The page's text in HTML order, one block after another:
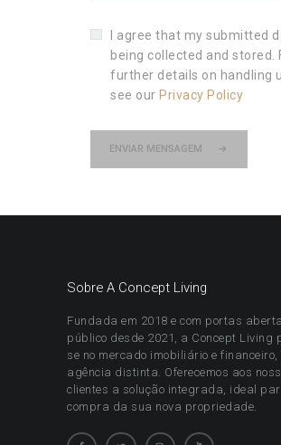
I agree that my submitted
being collected and stored.
further details on handling
see our Privacy Policy
ENVIAR MENSAGEM
Sobre A Concept Living
Fundada em 2018 e com portas
público desde 2021, a Concept Living
se no mercado imobiliário e financeiro,
agência distinta. Oferecemos aos
clientes a solução integrada, ideal
compra da sua nova propriedade.